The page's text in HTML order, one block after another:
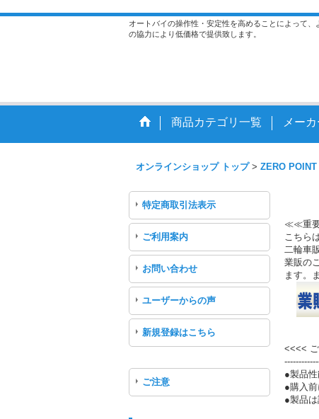
オートバイの操作性・安定性を高めることによって
の協力により低価格で提供致します。
商品カテゴリ一覧 メー
オンラインショップ トップ > ZERO
特定商取引法表示
ご利用案内
お問い合わせ
ユーザーからの声
新規登録はこちら
ご注意
≪≪重
こちら
二輪車
業販の
ます。
<<<<
●製品
●購入
●製品